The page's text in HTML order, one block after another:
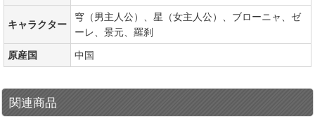
キャラクター
穹（男主人公）、星（女主人公）、ブローニャ、ゼ
ーレ、景元、羅刹
原産国
中国
関連商品